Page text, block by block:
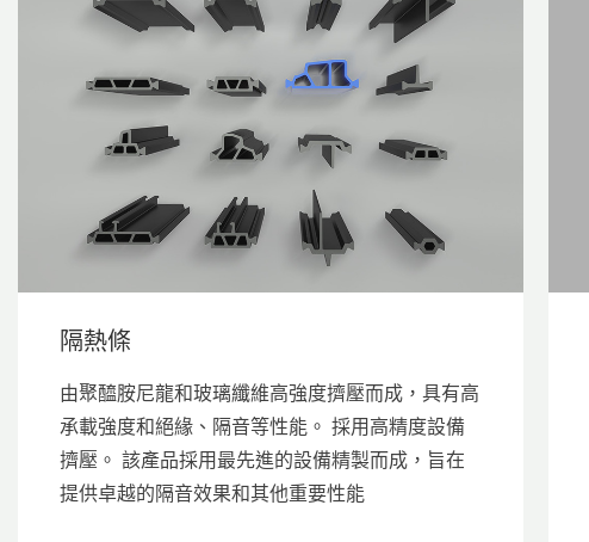
隔熱條
由聚醯胺尼龍和玻璃纖維高強度擠壓而成，具有高
承載強度和絕緣、隔音等性能。 採用高精度設備
擠壓。 該產品採用最先進的設備精製而成，旨在
提供卓越的隔音效果和其他重要性能